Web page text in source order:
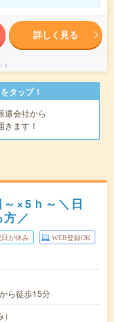
詳しく見る
ト
タップ！
遣会社から
きます！
～×5ｈ～＼日
／
日が休み WEB登録OK
ら徒歩15分